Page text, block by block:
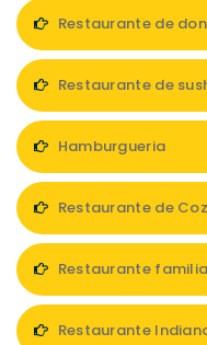
Restaurante de
Restaurante de
Hamburgueria
Restaurante de
Restaurante
Restaurante